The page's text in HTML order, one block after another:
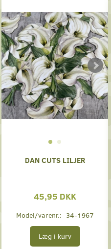
DAN CUTS LILJER
45,95 DKK
Model/varenr.: 34-1967
Læg i kurv